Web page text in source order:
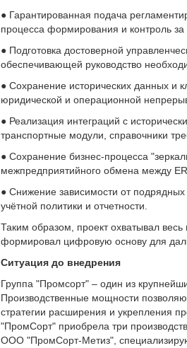
● Гарантированная подача
процесса формирования и контроль за
● Подготовка достоверной
обеспечивающей руководство
● Сохранение исторических данных и
юридической и операционной
● Реализация интеграций с
транспортные модули, справочники
● Сохранение бизнес-процесса
межпредприятийного обмена между
● Снижение зависимости от
учётной политики и отчетности.
Таким образом, проект охватывал
формировал цифровую основу для
Ситуация до внедрения
Группа "Промсорт" – один из
Производственные мощности
стратегии расширения и укрепления
"ПромСорт" приобрела три
ООО "ПромСорт-Метиз",